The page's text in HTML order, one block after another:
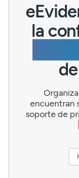
la
encuentran
soporte de